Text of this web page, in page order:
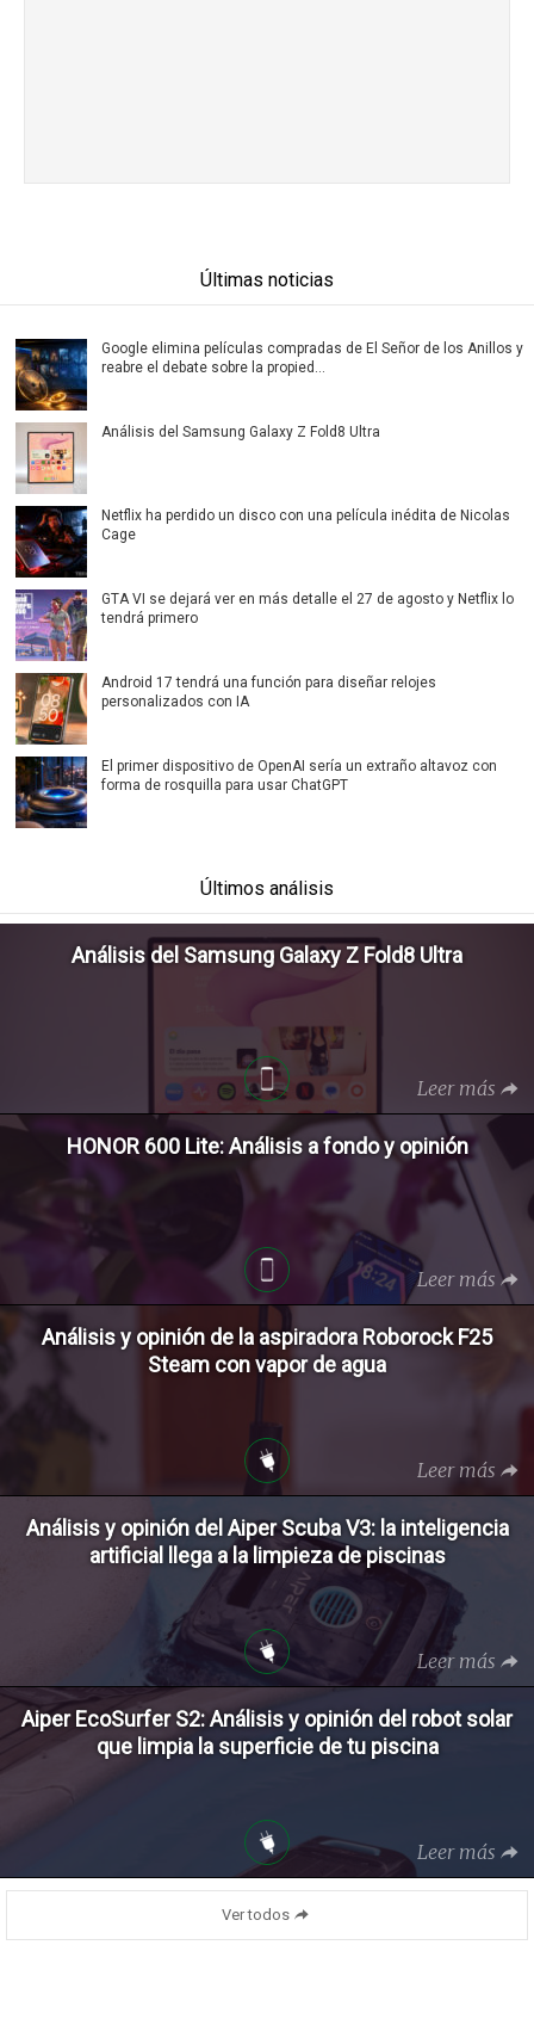
Últimas noticias
Google elimina películas compradas de El Señor de los Anillos y
reabre el debate sobre la propied...
Análisis del Samsung Galaxy Z Fold8 Ultra
Netflix ha perdido un disco con una película inédita de Nicolas
Cage
GTA VI se dejará ver en más detalle el 27 de agosto y Netflix lo
tendrá primero
Android 17 tendrá una función para diseñar relojes
personalizados con IA
El primer dispositivo de OpenAI sería un extraño altavoz con
forma de rosquilla para usar ChatGPT
Últimos análisis
Análisis del Samsung Galaxy Z Fold8 Ultra
Leer más
HONOR 600 Lite: Análisis a fondo y opinión
Leer más
Análisis y opinión de la aspiradora Roborock F25
Steam con vapor de agua
Leer más
Análisis y opinión del Aiper Scuba V3: la inteligencia
artificial llega a la limpieza de piscinas
Leer más
Aiper EcoSurfer S2: Análisis y opinión del robot solar
que limpia la superficie de tu piscina
Leer más
Ver todos